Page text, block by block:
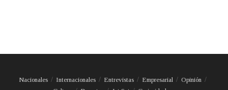
Nacionales Internacionales Entrevistas Empresarial
Opinión